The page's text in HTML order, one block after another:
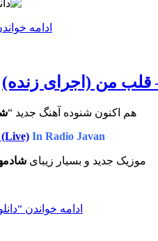
ادامه
قلب من (اجرای زنده)
هم اکنون شنوده آهنگ جدید “
In Radio Javan
موزیک جدید و بسیار زیبای
ادامه خواندن